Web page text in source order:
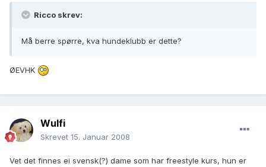
Ricco skrev:
Må berre spørre, kva hundeklubb er dette?
ØEVHK
Wulfi
Skrevet 15. Januar 2008
Vet det finnes ei svensk(?) dame som har freestyle kurs, hun er